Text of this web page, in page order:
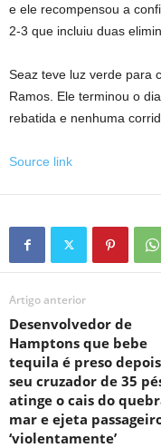
e ele recompensou a
2-3 que incluiu duas
Seaz teve luz verde para
Ramos. Ele terminou o
rebatida e nenhuma
Source link
Artigo anterior
Desenvolvedor de
Hamptons que bebe
tequila é preso
seu cruzador de 35
atinge o cais do
mar e ejeta
‘violentamente’